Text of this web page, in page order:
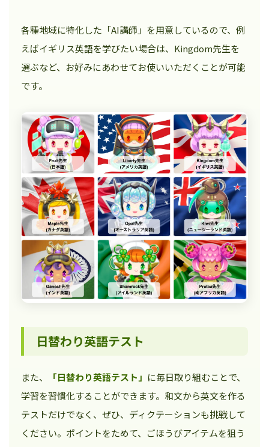
各種地域に特化した「AI講師」を用意しているので、例
えばイギリス英語を学びたい場合は、Kingdom先生を
選ぶなど、お好みにあわせてお使いいただくことが可能
です。
日替わり英語テスト
また、 「日替わり英語テスト」 に毎日取り組むことで、
学習を習慣化することができます。和文から英文を作る
テストだけでなく、ぜひ、ディクテーションも挑戦して
ください。ポイントをためて、ごほうびアイテムを狙う